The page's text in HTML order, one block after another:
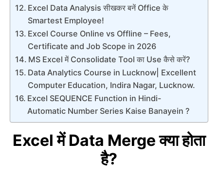
Excel Data Analysis सीखकर बनें Office के
Smartest Employee!
Excel Course Online vs Offline – Fees,
Certificate and Job Scope in 2026
MS Excel में Consolidate Tool का Use कैसे करें?
Data Analytics Course in Lucknow| Excellent
Computer Education, Indira Nagar, Lucknow.
Excel SEQUENCE Function in Hindi-
Automatic Number Series Kaise Banayein ?
Excel में Data Merge क्या होता
है?